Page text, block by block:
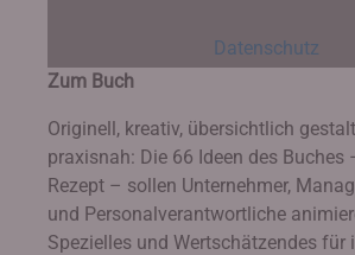
Datenschutz
Zum Buch
Originell, kreativ, übersichtlich
praxisnah: Die 66 Ideen des Buches
Rezept – sollen Unternehmer,
und Personalverantwortliche
Spezielles und Wertschätzendes für